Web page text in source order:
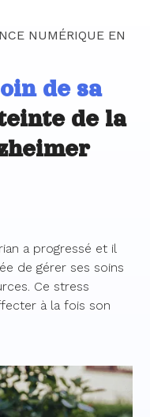
NUMÉRIQUE EN
de sa
de la
a progressé et il
de gérer ses soins
Ce stress
à la fois son